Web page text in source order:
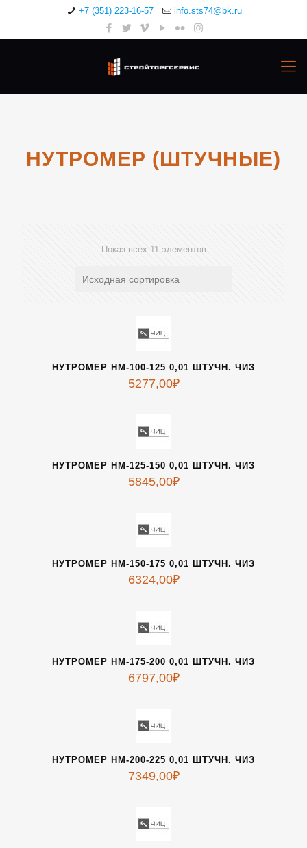
+7 (351) 223-16-57 info.sts74@bk.ru
НУТРОМЕР (ШТУЧНЫЕ)
Показ всех 11 элементов
НУТРОМЕР НМ-100-125 0,01 ШТУЧН. ЧИЗ
5277,00₽
НУТРОМЕР НМ-125-150 0,01 ШТУЧН. ЧИЗ
5845,00₽
НУТРОМЕР НМ-150-175 0,01 ШТУЧН. ЧИЗ
6324,00₽
НУТРОМЕР НМ-175-200 0,01 ШТУЧН. ЧИЗ
6797,00₽
НУТРОМЕР НМ-200-225 0,01 ШТУЧН. ЧИЗ
7349,00₽